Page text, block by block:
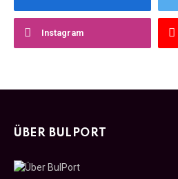
Instagram
ÜBER BULPORT